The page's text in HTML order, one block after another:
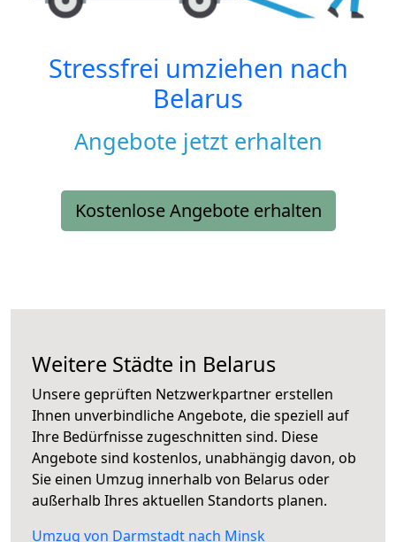
Stressfrei umziehen nach
Belarus
Angebote jetzt erhalten
Kostenlose Angebote erhalten
Weitere Städte in Belarus
Unsere geprüften Netzwerkpartner erstellen
Ihnen unverbindliche Angebote, die speziell auf
Ihre Bedürfnisse zugeschnitten sind. Diese
Angebote sind kostenlos, unabhängig davon, ob
Sie einen Umzug innerhalb von Belarus oder
außerhalb Ihres aktuellen Standorts planen.
Umzug von Darmstadt nach Minsk